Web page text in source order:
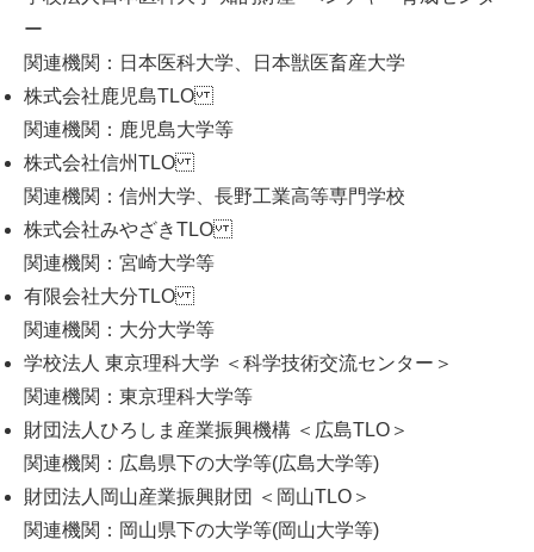
ー
関連機関：日本医科大学、日本獣医畜産大学
株式会社鹿児島TLO
関連機関：鹿児島大学等
株式会社信州TLO
関連機関：信州大学、長野工業高等専門学校
株式会社みやざきTLO
関連機関：宮崎大学等
有限会社大分TLO
関連機関：大分大学等
学校法人 東京理科大学 ＜科学技術交流センター＞
関連機関：東京理科大学等
財団法人ひろしま産業振興機構 ＜広島TLO＞
関連機関：広島県下の大学等(広島大学等)
財団法人岡山産業振興財団 ＜岡山TLO＞
関連機関：岡山県下の大学等(岡山大学等)